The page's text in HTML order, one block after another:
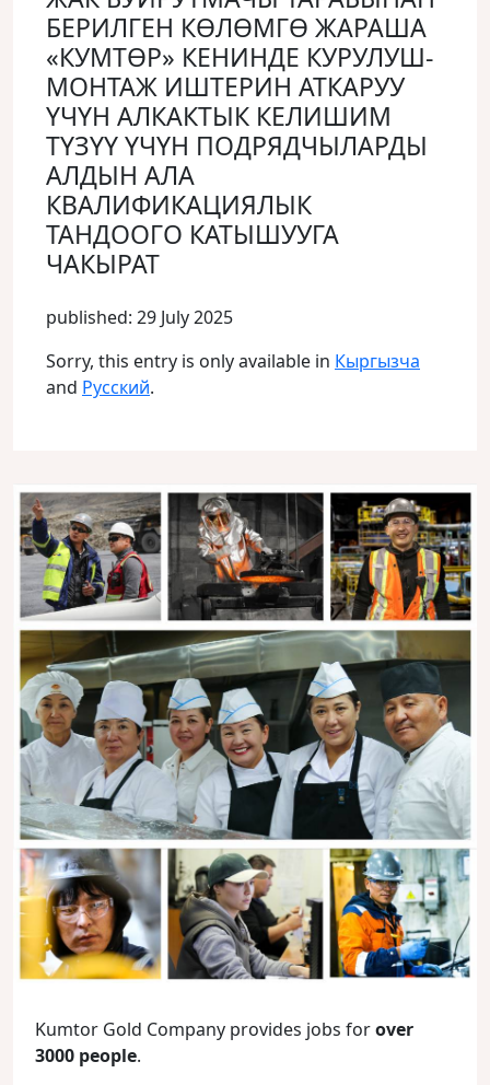
БЕРИЛГЕН КӨЛӨМГӨ ЖАРАША
«КУМТӨР» КЕНИНДЕ КУРУЛУШ-
МОНТАЖ ИШТЕРИН АТКАРУУ
ҮЧҮН АЛКАКТЫК КЕЛИШИМ
ТҮЗҮҮ ҮЧҮН ПОДРЯДЧЫЛАРДЫ
АЛДЫН АЛА
КВАЛИФИКАЦИЯЛЫК
ТАНДООГО КАТЫШУУГА
ЧАКЫРАТ
published: 29 July 2025
Sorry, this entry is only available in Кыргызча
and Русский.
Kumtor Gold Company provides jobs forover
3000 people.